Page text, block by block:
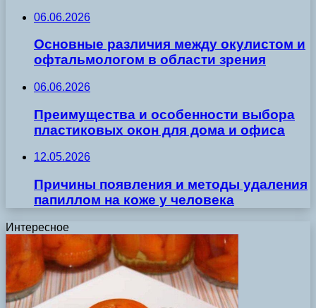
06.06.2026
Основные различия между окулистом и
офтальмологом в области зрения
06.06.2026
Преимущества и особенности выбора
пластиковых окон для дома и офиса
12.05.2026
Причины появления и методы удаления
папиллом на коже у человека
Интересное